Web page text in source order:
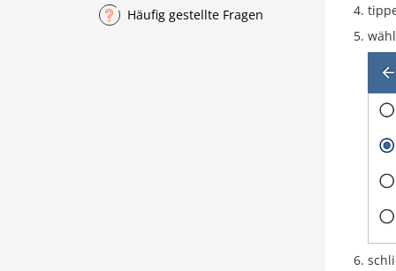
Häufig gestellte Fragen